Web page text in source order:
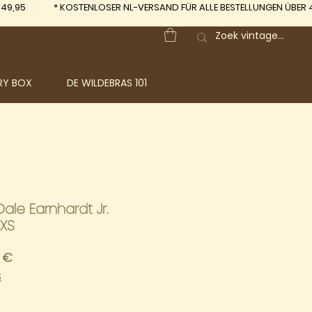
BOX DE WILDEBRAS 101
49,95
*KOSTENLOSER NL-VERSAND FÜR ALLE BESTELLUNGEN
Earnhardt Jr.
€Sale-